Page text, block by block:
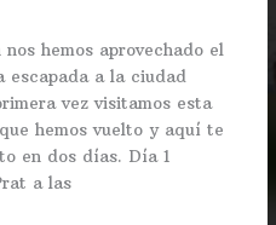
hemos aprovechado el
escapada a la ciudad
vez visitamos esta
hemos vuelto y aquí te
en dos días. Día 1
a las